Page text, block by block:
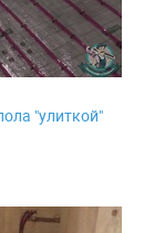
"улиткой"